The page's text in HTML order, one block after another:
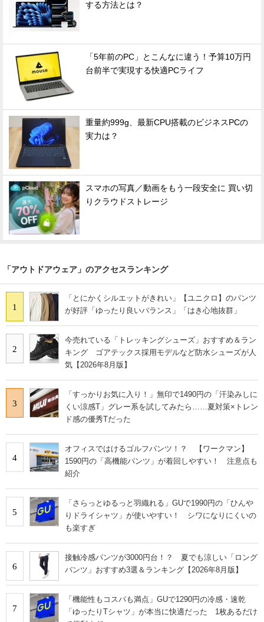
する方法とは？
「5年前のPC」とこんなに違う！予算10万円
台前半で実現する快適PCライフ
重量約999g、最新CPU搭載のビジネスPCの
実力は？
スマホの写真／動画をもう一段安全に 買い切
りクラウドストレージ
「アウトドアウェア」のアクセスランキング
1
「とにかくシルエットがきれい」【ユニクロ】のパンツ
が好評「ゆったり良いバランス」「はき心地抜群」
2
今売れている「トレッキングシューズ」おすすめ＆ラン
キング ゴアテックス採用モデルなど防水シューズが人
気【2026年8月版】
3
「すっかりお気に入り！」無印で1490円の「汗染みしに
くい涼感T」グレー系を試してみたら……夏対策×トレン
ド感の優秀Tだった
4
オフィスではけるゴルフパンツ！？ 【ワークマン】
1590円の「高機能パンツ」が着回しやすい！ 注意点も
紹介
5
「さらっとゆるっと羽織れる」GUで1990円の「ひんや
りドライシャツ」が使いやすい！ シワになりにくいの
も楽すぎ
6
接触冷感パンツが3000円台！？ 夏でも涼しい「ロング
パンツ」おすすめ3選＆ランキング【2026年8月版】
7
「機能性もコスパも満点」GUで1290円の冷感・速乾
「ゆったりTシャツ」が本当に快適だった 1枚あるだけ